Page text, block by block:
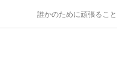
誰かのために頑張ること